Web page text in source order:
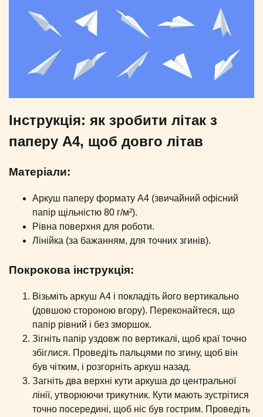
Інструкція: як зробити літак з
паперу А4, щоб довго літав
Матеріали:
Аркуш паперу формату А4 (звичайний офісний
папір щільністю 80 г/м²).
Рівна поверхня для роботи.
Лінійка (за бажанням, для точних згинів).
Покрокова інструкція:
Візьміть аркуш А4 і покладіть його вертикально
(довшою стороною вгору). Переконайтеся, що
папір рівний і без зморшок.
Зігніть папір уздовж по вертикалі, щоб краї точно
збіглися. Проведіть пальцями по згину, щоб він
був чітким, і розгорніть аркуш назад.
Загніть два верхні кути аркуша до центральної
лінії, утворюючи трикутник. Кути мають зустрітися
точно посередині, щоб ніс був гострим. Проведіть